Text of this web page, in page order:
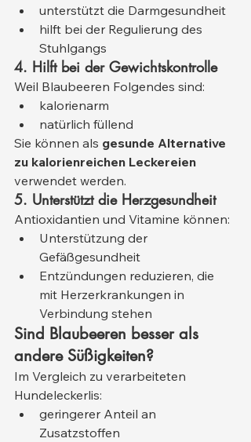
unterstützt die Darmgesundheit
hilft bei der Regulierung des
Stuhlgangs
4. Hilft bei der Gewichtskontrolle
Weil Blaubeeren Folgendes sind:
kalorienarm
natürlich füllend
Sie können als gesunde Alternative
zu kalorienreichen Leckereien
verwendet werden.
5. Unterstützt die Herzgesundheit
Antioxidantien und Vitamine können:
Unterstützung der
Gefäßgesundheit
Entzündungen reduzieren, die
mit Herzerkrankungen in
Verbindung stehen
Sind Blaubeeren besser als
andere Süßigkeiten?
Im Vergleich zu verarbeiteten
Hundeleckerlis:
geringerer Anteil an
Zusatzstoffen